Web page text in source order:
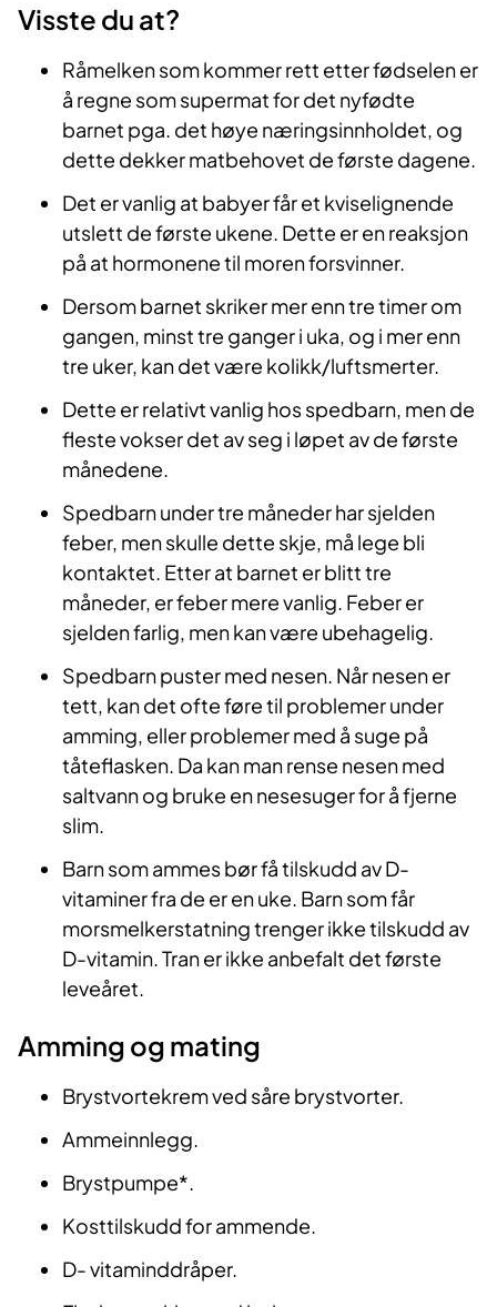
​Visste du at?
Råmelken som kommer rett etter fødselen er
å regne som supermat for det nyfødte
barnet pga. det høye næringsinnholdet, og
dette dekker matbehovet de første dagene.
Det er vanlig at babyer får et kviselignende
utslett de første ukene. Dette er en reaksjon
på at hormonene til moren forsvinner.
Dersom barnet skriker mer enn tre timer om
gangen, minst tre ganger i uka, og i mer enn
tre uker, kan det være kolikk/luftsmerter.
Dette er relativt vanlig hos spedbarn, men de
fleste vokser det av seg i løpet av de første
månedene.
Spedbarn under tre måneder har sjelden
feber, men skulle dette skje, må lege bli
kontaktet. Etter at barnet er blitt tre
måneder, er feber mere vanlig. Feber er
sjelden farlig, men kan være ubehagelig.
Spedbarn puster med nesen. Når nesen er
tett, kan det ofte føre til problemer under
amming, eller problemer med å suge på
tåteflasken. Da kan man rense nesen med
saltvann og bruke en nesesuger for å fjerne
slim.
Barn som ammes bør få tilskudd av D-
vitaminer fra de er en uke. Barn som får
morsmelkerstatning trenger ikke tilskudd av
D-vitamin. Tran er ikke anbefalt det første
leveåret.
Amming og mating
Brystvortekrem ved såre brystvorter.
Ammeinnlegg.
Brystpumpe*.
Kosttilskudd for ammende.
D- vitaminddråper.